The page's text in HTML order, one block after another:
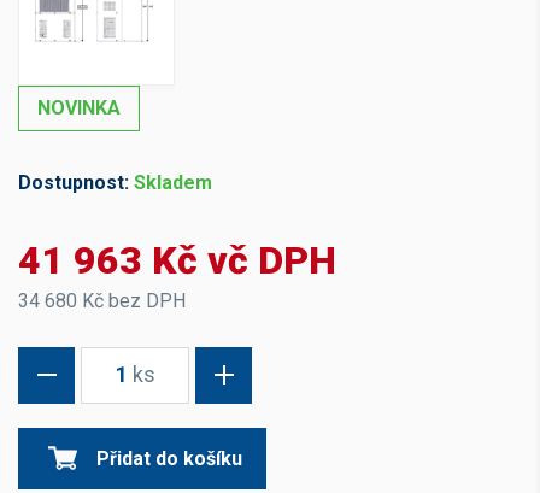
NOVINKA
Dostupnost: Skladem
41 963 Kč vč DPH
34 680 Kč bez DPH
1 ks
Přidat do košíku